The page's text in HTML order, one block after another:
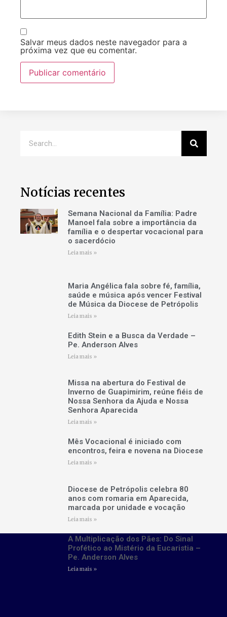
Salvar meus dados neste navegador para a
próxima vez que eu comentar.
Notícias recentes
Semana Nacional da Família: Padre
Manoel fala sobre a importância da
família e o despertar vocacional para
o sacerdócio
Leia mais »
Maria Angélica fala sobre fé, família,
saúde e música após vencer Festival
de Música da Diocese de Petrópolis
Leia mais »
Edith Stein e a Busca da Verdade –
Pe. Anderson Alves
Leia mais »
Missa na abertura do Festival de
Inverno de Guapimirim, reúne fiéis de
Nossa Senhora da Ajuda e Nossa
Senhora Aparecida
Leia mais »
Mês Vocacional é iniciado com
encontros, feira e novena na Diocese
Leia mais »
Diocese de Petrópolis celebra 80
anos com romaria em Aparecida,
marcada por unidade e vocação
Leia mais »
A Multiplicação dos Pães: Do Sinal
Profético ao Mistério da Eucaristia –
Pe. Anderson Alves
Leia mais »